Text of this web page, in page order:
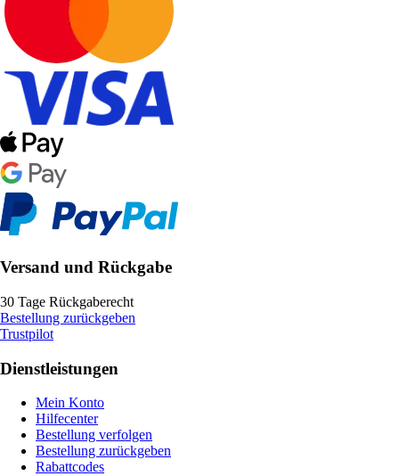
Versand und Rückgabe
30 Tage Rückgaberecht
Bestellung zurückgeben
Trustpilot
Dienstleistungen
Mein Konto
Hilfecenter
Bestellung verfolgen
Bestellung zurückgeben
Rabattcodes